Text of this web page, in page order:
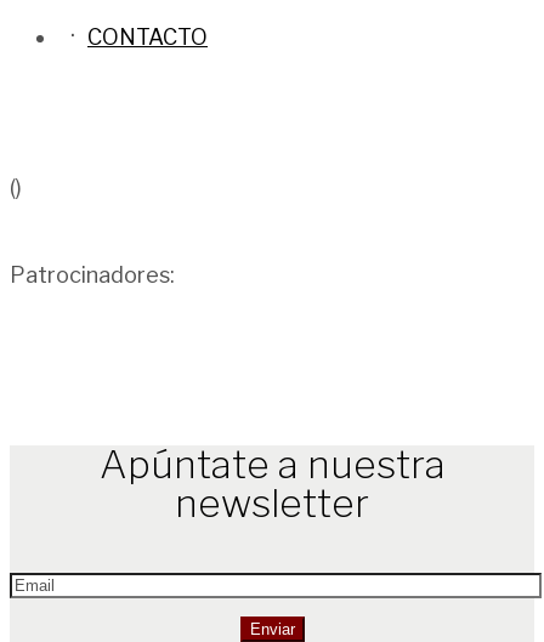
CONTACTO
()
Patrocinadores:
Apúntate a nuestra
newsletter